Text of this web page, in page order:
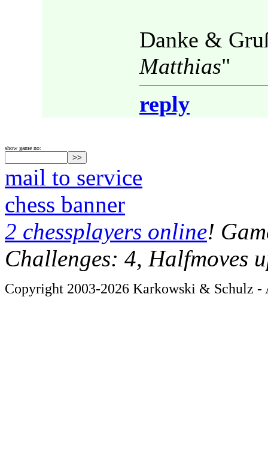
Danke &
Matthias"
reply
show game no:
mail to service
chess banner
2 chessplayers online!
Challenges: 4, Halfmoves
Copyright 2003-2026 Karkowski & Schulz